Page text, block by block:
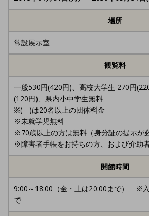
場所
常設展示室
観覧料
一般530円(420円)、高校大学生 270円
(120円)、県内小中学生無料
※( )は20名以上の団体料金
※未就学児無料
※70歳以上の方は無料（身分証の提示が
※障害者手帳をお持ちの方、および介助
開館時間
9:00～18:00（金・土は20:00まで） ※
で